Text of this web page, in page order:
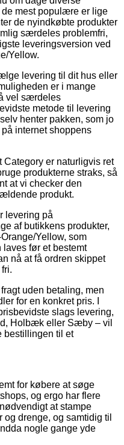
mest populære er lige
de nyindkøbte produkter
særdeles problemfri,
leveringsversion ved
Yellow.
levering til dit hus eller
er i mange
vel særdeles
metode til levering
henter pakken, som jo
internet shoppens
Category er naturligvis ret
produkterne straks, så
at vi checker den
produkt.
levering på
af butikkens produkter,
Yellow, som
før et bestemt
nå at få ordren skippet
uden betaling, men
for en konkret pris. I
slags levering,
Holbæk eller Sæby – vil
bestillingen til et
for købere at søge
og ergo har flere
at stampe
drenge, og samtidig til
nogle gange yde